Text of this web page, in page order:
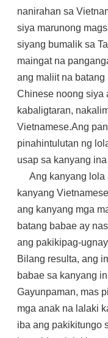
nanirahan sa
siya marunong
siyang bumalik sa
maingat na
ang maliit na
Chinese noong siya
kabaligtaran,
Vietnamese.Ang
pinahintulutan ng
usap sa kanyang
Ang kanyang lola
kanyang
ang kanyang mga
batang babae ay
ang pakikipag-
Bilang resulta, ang
babae sa kanyang
Gayunpaman, mas
mga anak na lalaki
iba ang pakikitungo